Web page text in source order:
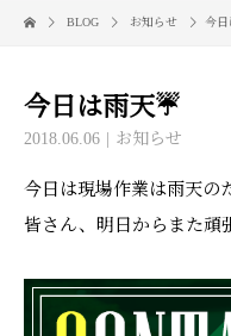
BLOG お知らせ 今日
今日は雨天☔️
2018.06.06 お知らせ
今日は現場作業は雨天の
皆さん、明日からまた頑